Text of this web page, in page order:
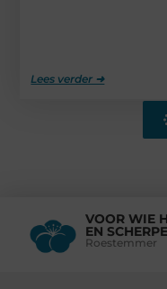
Lees verder ➜
VOOR WIE
EN
Roestemmer